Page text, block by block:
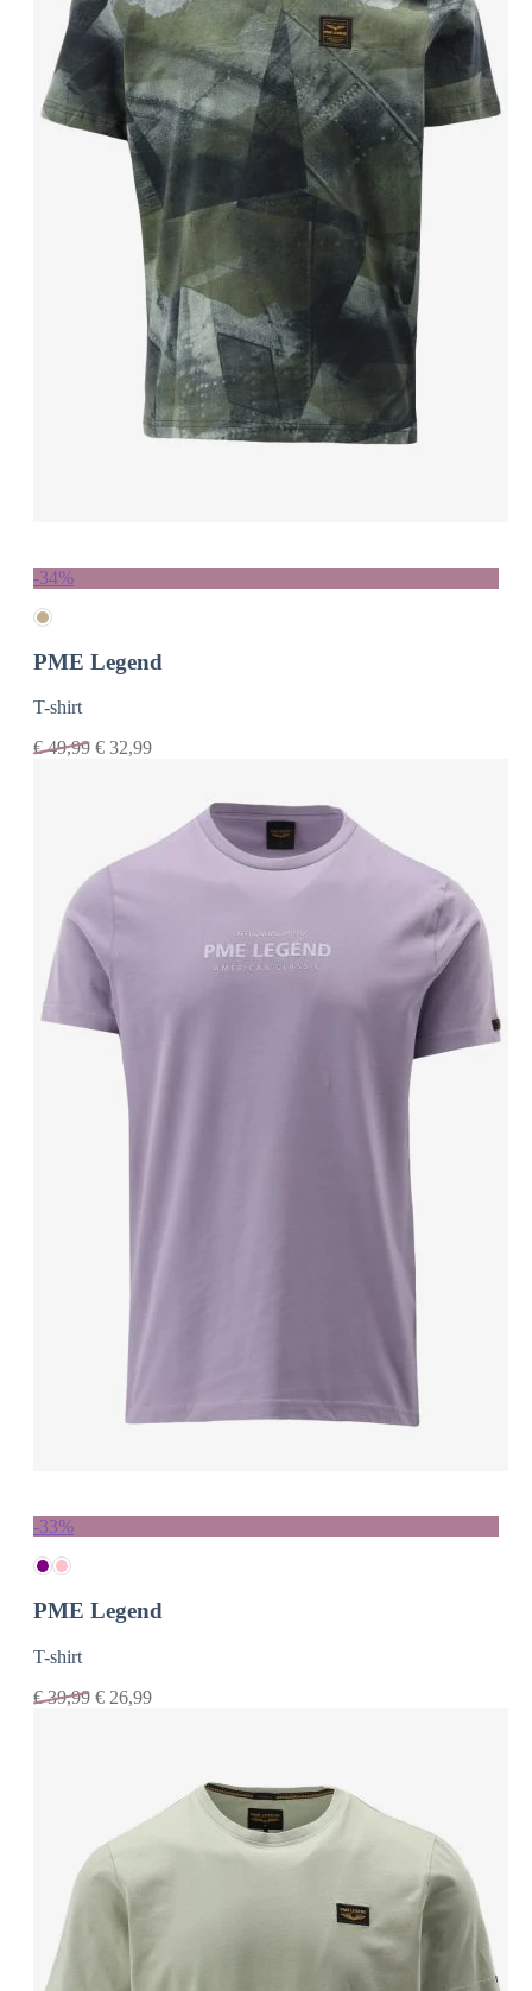
-34%
PME Legend
T-shirt
€49,99 € 32,99
-33%
PME Legend
T-shirt
€39,99 € 26,99